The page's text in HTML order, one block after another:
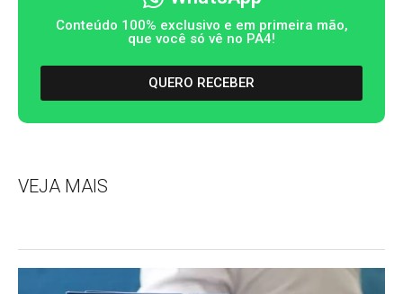
Conteúdo 100% exclusivo e em primeira mão,
que você só vê no PA4!
QUERO RECEBER
VEJA MAIS